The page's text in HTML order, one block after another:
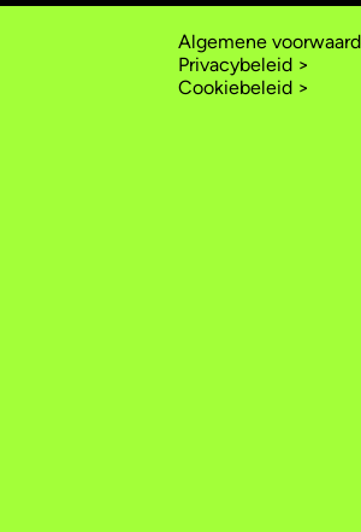
Algemene
Privacybeleid >
Cookiebeleid >